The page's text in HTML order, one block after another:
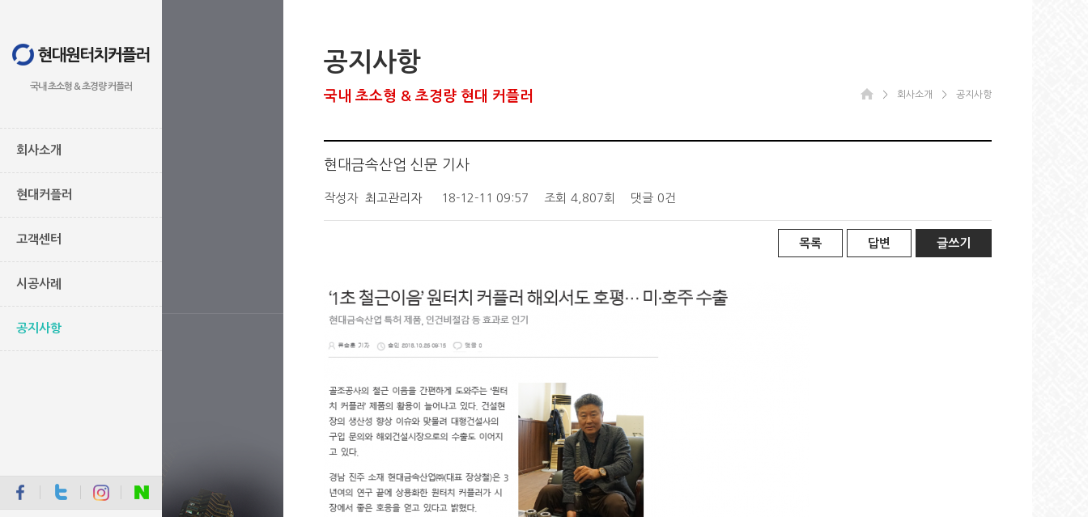
국내 초소형 & 초경량 커플러
회사소개
현대커플러
고객센터
시공사례
공지사항
공지사항
국내 초소형 & 초경량 현대 커플러 ＞ 회사소개 ＞ 공지사항
현대금속산업 신문 기사
작성자 최고관리자 18-12-11 09:57 조회 4,807회 댓글 0건
목록 답변 글쓰기